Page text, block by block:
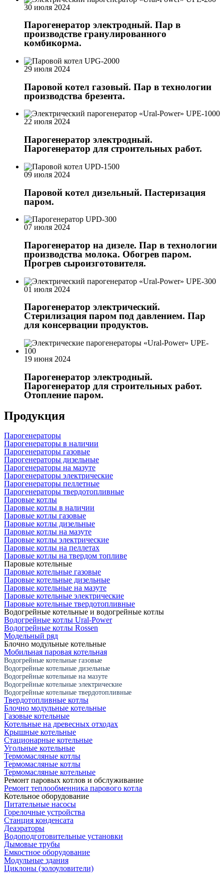
30 июля 2024
Парогенератор электродный. Пар в
производстве гранулированного
комбикорма.
29 июля 2024
Паровой котел газовый. Пар в технологии
производства брезента.
22 июля 2024
Парогенератор электродный.
Парогенератор для строительных работ.
09 июля 2024
Паровой котел дизельный. Пастеризация
паром.
07 июля 2024
Парогенератор на дизеле. Пар в технологии
производства молока. Обогрев паром.
Прогрев сыроизготовителя.
01 июля 2024
Парогенератор электрический.
Стерилизация паром под давлением. Пар
для консервации продуктов.
19 июня 2024
Парогенератор электродный.
Парогенератор для строительных работ.
Отопление паром.
Продукция
Парогенераторы
Парогенераторы в наличии
Парогенераторы газовые
Парогенераторы дизельные
Парогенераторы на мазуте
Парогенераторы электрические
Парогенераторы пеллетные
Парогенераторы твердотопливные
Паровые котлы
Паровые котлы в наличии
Паровые котлы газовые
Паровые котлы дизельные
Паровые котлы на мазуте
Паровые котлы электрические
Паровые котлы на пеллетах
Паровые котлы на твердом топливе
Паровые котельные
Паровые котельные газовые
Паровые котельные дизельные
Паровые котельные на мазуте
Паровые котельные электрические
Паровые котельные твердотопливные
Водогрейные котельные и водогрейные котлы
Водогрейные котлы Ural-Power
Водогрейные котлы Rossen
Модельный ряд
Блочно модульные котельные
Мобильная паровая котельная
Водогрейные котельные газовые
Водогрейные котельные дизельные
Водогрейные котельные на мазуте
Водогрейные котельные электрические
Водогрейные котельные твердотопливные
Твердотопливные котлы
Блочно модульные котельные
Газовые котельные
Котельные на древесных отходах
Крышные котельные
Стационарные котельные
Угольные котельные
Термомасляные котлы
Термомасляные котлы
Термомасляные котельные
Ремонт паровых котлов и обслуживание
Ремонт теплообменника парового котла
Котельное оборудование
Питательные насосы
Горелочные устройства
Станция конденсата
Деаэраторы
Водоподготовительные установки
Дымовые трубы
Емкостное оборудование
Mодульные здания
Циклоны (золоуловители)